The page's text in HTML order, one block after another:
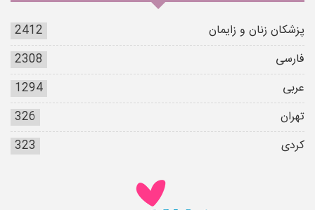
پزشکان زنان و زایمان
2412
فارسی
2308
عربی
1294
تهران
326
کردی
323